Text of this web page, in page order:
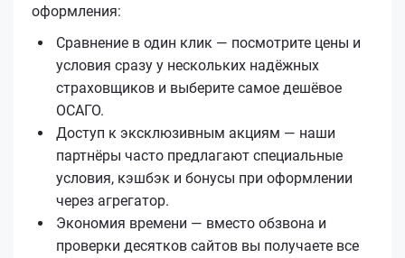
оформления:
Сравнение в один клик — посмотрите цены и
условия сразу у нескольких надёжных
страховщиков и выберите самое дешёвое
ОСАГО.
Доступ к эксклюзивным акциям — наши
партнёры часто предлагают специальные
условия, кэшбэк и бонусы при оформлении
через агрегатор.
Экономия времени — вместо обзвона и
проверки десятков сайтов вы получаете все